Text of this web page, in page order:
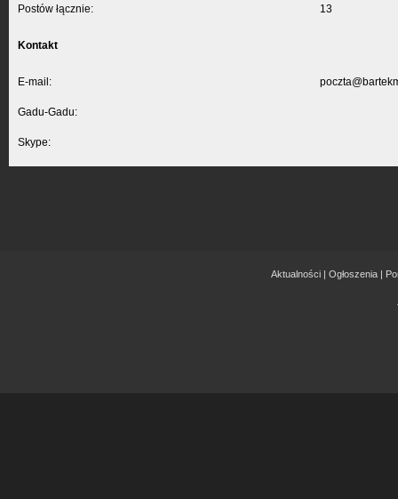
Postów łącznie: 13
Kontakt
E-mail:
Gadu-Gadu:
Skype:
Aktualności| Ogłoszenia|